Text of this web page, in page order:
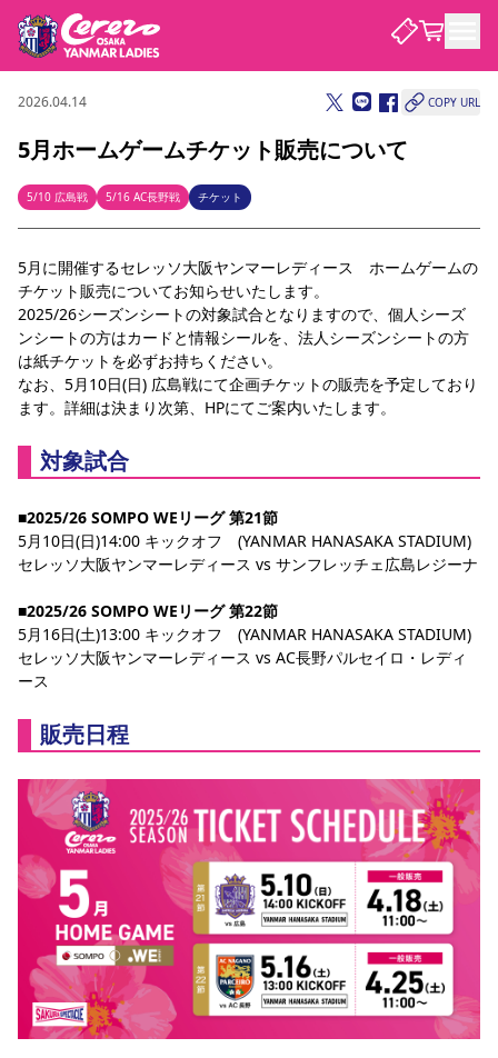
試合・チーム
試合について
試合日程 / 結果 順位表
チームについて
選手・スタッフ スケジュール アクセス セレッソ大阪 アカデミー
観戦する
チケット
チケット情報 価格・席種 シーズンシート
観戦ガイド
キッズ向けサービス 観戦マナー&ルール
スタジアム
YANMAR HANASAKA STADIUM
クラブを知る
セレッソ大阪ヤンマーレデ
ィースについて
クラブ紹介 沿革 シーズン記録
パートナー・スポンサー一覧
スポーツクラブ
スポーツクラブ
ニュース
ニュース
すべて チーム
セレッソ大阪
アカデミー
2026.04.14 COPY URL
5月ホームゲームチケット販売について
5/10 広島戦 5/16 AC長野戦 チケット
5月に開催するセレッソ大阪ヤンマーレディース　ホームゲームの
チケット販売についてお知らせいたします。
2025/26シーズンシートの対象試合となりますので、個人シーズ
ンシートの方はカードと情報シールを、法人シーズンシートの方
は紙チケットを必ずお持ちください。
なお、5月10日(日) 広島戦にて企画チケットの販売を予定しており
ます。詳細は決まり次第、HPにてご案内いたします。
対象試合
■2025/26 SOMPO WEリーグ 第21節
5月10日(日)14:00 キックオフ　(YANMAR HANASAKA STADIUM)
セレッソ大阪ヤンマーレディース vs サンフレッチェ広島レジーナ
■2025/26 SOMPO WEリーグ 第22節
5月16日(土)13:00 キックオフ　(YANMAR HANASAKA STADIUM)
セレッソ大阪ヤンマーレディース vs AC長野パルセイロ・レディ
ース
販売日程